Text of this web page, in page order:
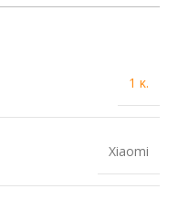
1 κ.
Xiaomi